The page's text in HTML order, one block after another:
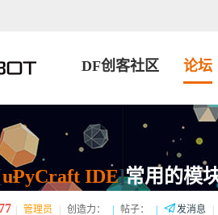
DF创客社区 论坛
uPyCraft IDE]常用的模
77 管理员 创造力： 帖子： 发消息